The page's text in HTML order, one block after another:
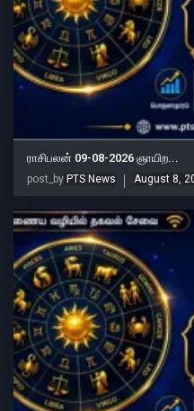
ராசிபலன் 09-08-2026 ஞாயிற...
post_by PTS News August 8,